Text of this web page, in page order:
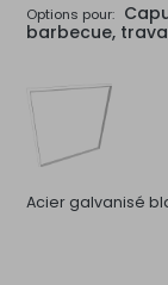
Options pour:
barbecue,
Acier galvanisé